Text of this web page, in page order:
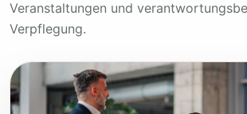
Veranstaltungen und
Verpflegung.